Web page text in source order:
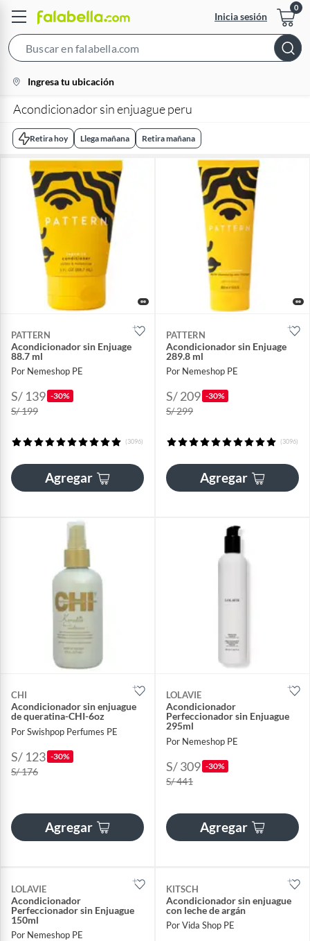
Inicia sesión
Bar
location-
icon
Ingresa tu ubicación
Acondicionador sin enjuague peru
Retira hoy Llega mañana Retira mañana
PATTERN
Acondicionador sin Enjuage
88.7 ml
Por Nemeshop PE
S/ 139 -30%
S/ 199
(3096)
Agregar
PATTERN
Acondicionador sin Enjuage
289.8 ml
Por Nemeshop PE
S/ 209 -30%
S/ 299
(3096)
Agregar
CHI
Acondicionador sin enjuague
de queratina-CHI-6oz
Por Swishpop Perfumes PE
S/ 123 -30%
S/ 176
Agregar
LOLAVIE
Acondicionador
Perfeccionador sin Enjuague
295ml
Por Nemeshop PE
S/ 309 -30%
S/ 441
Agregar
LOLAVIE
Acondicionador
Perfeccionador sin Enjuague
150ml
Por Nemeshop PE
KITSCH
Acondicionador sin enjuague
con leche de argán
Por Vida Shop PE